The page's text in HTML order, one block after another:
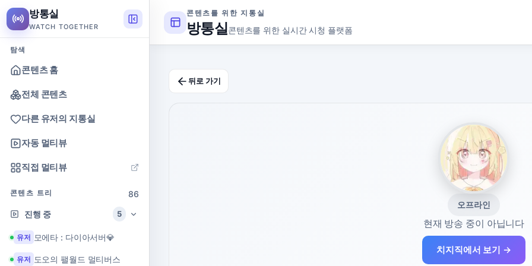
방통실
WATCH TOGETHER
탐색
콘텐츠 홈
전체 콘텐츠
다른 유저의 지통실
자동 멀티뷰
직접 멀티뷰
콘텐츠 트리
86
진행 중
5
유저 모에타 : 다이아서버💎
유저 도오의 팰월드 멀티버스
콘텐츠를 위한 지통실
방통실콘텐츠를 위한 실시간 시청 플랫폼
뒤로 가기
오프라인
현재 방송 중이 아닙니다
치지직에서 보기 →